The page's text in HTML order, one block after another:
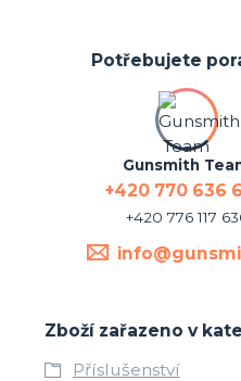
Potřebujete
Gunsmith
+420 770 636
+420 776 117
Zboží zařazeno v
Příslušenství